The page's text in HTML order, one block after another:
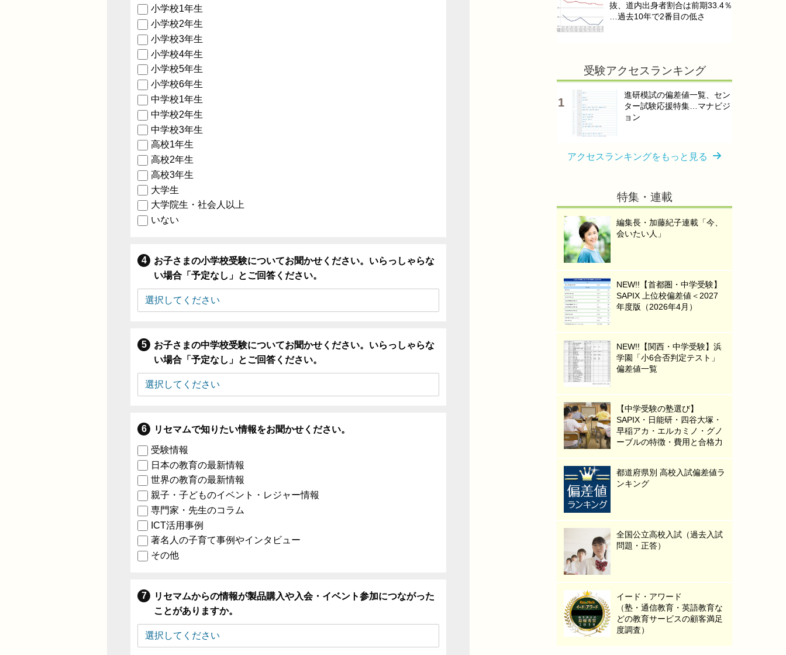
小学校1年生
小学校2年生
小学校3年生
小学校4年生
小学校5年生
小学校6年生
中学校1年生
中学校2年生
中学校3年生
高校1年生
高校2年生
高校3年生
大学生
大学院生・社会人以上
いない
お子さまの小学校受験についてお聞かせください。いらっしゃらな
い場合「予定なし」とご回答ください。
お子さまの中学校受験についてお聞かせください。いらっしゃらな
い場合「予定なし」とご回答ください。
リセマムで知りたい情報をお聞かせください。
受験情報
日本の教育の最新情報
世界の教育の最新情報
親子・子どものイベント・レジャー情報
専門家・先生のコラム
ICT活用事例
著名人の子育て事例やインタビュー
その他
リセマムからの情報が製品購入や入会・イベント参加につながった
ことがありますか。
抜、道内出身者割合は前期33.4％
…過去10年で2番目の低さ
受験アクセスランキング
進研模試の偏差値一覧、セン
ター試験応援特集…マナビジ
ョン
アクセスランキングをもっと見る
特集・連載
編集長・加藤紀子連載「今、
会いたい人」
NEW!!【首都圏・中学受験】
SAPIX 上位校偏差値＜2027
年度版（2026年4月）
NEW!!【関西・中学受験】浜
学園「小6合否判定テスト」
偏差値一覧
【中学受験の塾選び】
SAPIX・日能研・四谷大塚・
早稲アカ・エルカミノ・グノ
ーブルの特徴・費用と合格力
都道府県別 高校入試偏差値ラ
ンキング
全国公立高校入試（過去入試
問題・正答）
イード・アワード
（塾・通信教育・英語教育な
どの教育サービスの顧客満足
度調査）